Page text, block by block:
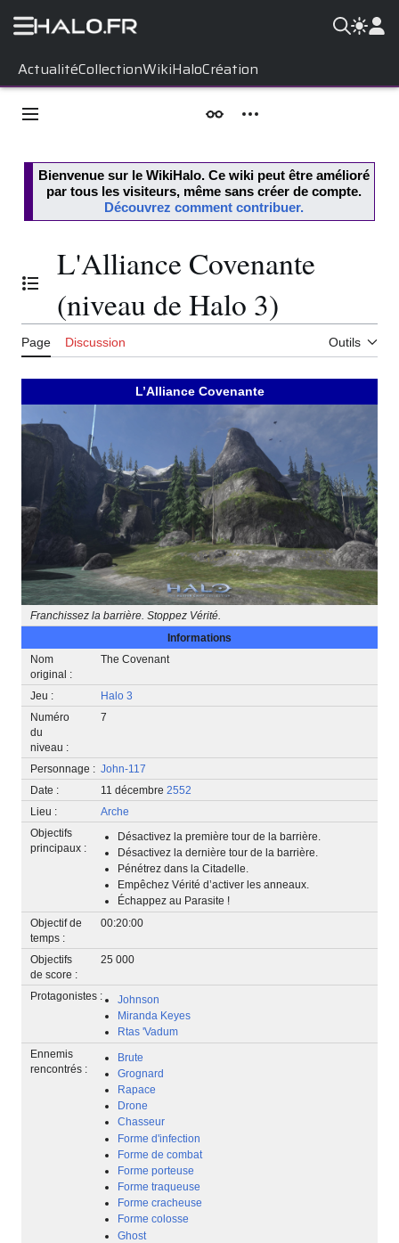
ActualitéCollectionWikiHaloCréation
contenu
Menu principal ApparenceOutils personnels
Bienvenue sur le WikiHalo. Ce wiki peut être amélioré
par tous les visiteurs, même sans créer de compte.
Découvrez comment contribuer.
Basculer la table des matières
L'Alliance Covenante
(niveau de Halo 3)
Page Discussion Outils
L’Alliance Covenante
Franchissez la barrière. Stoppez Vérité.
Informations
Nom
original :
The Covenant
Jeu :
Halo 3
Numéro
du
niveau :
7
Personnage : John-117
Date :
11 décembre2552
Lieu :
Arche
Objectifs
principaux :
Désactivez la première tour de la barrière.
Désactivez la dernière tour de la barrière.
Pénétrez dans la Citadelle.
Empêchez Vérité d’activer les anneaux.
Échappez au Parasite !
Objectif de
temps :
00:20:00
Objectifs
de score :
25 000
Protagonistes :
Johnson
Miranda Keyes
Rtas 'Vadum
Ennemis
rencontrés :
Brute
Grognard
Rapace
Drone
Chasseur
Forme d'infection
Forme de combat
Forme porteuse
Forme traqueuse
Forme cracheuse
Forme colosse
Ghost